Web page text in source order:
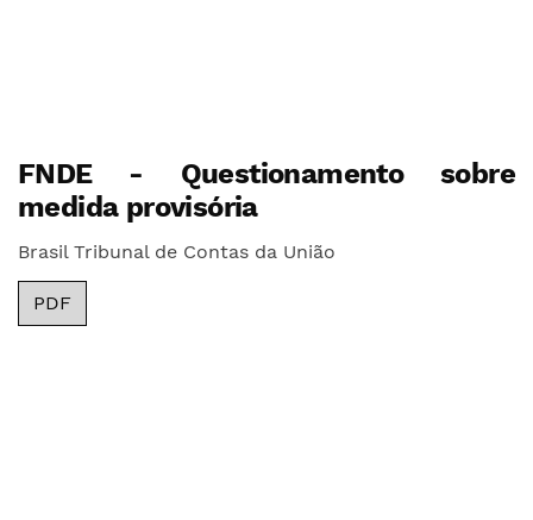
FNDE - Questionamento sobre
medida provisória
Brasil Tribunal de Contas da União
PDF